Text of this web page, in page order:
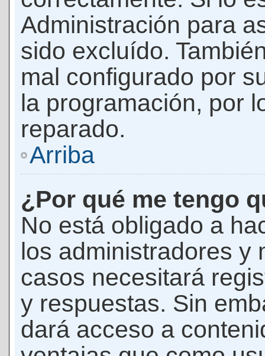
Administración para
sido excluído.
mal configurado por
la programación, por
reparado.
Arriba
¿Por qué me tengo
No está obligado a
los administradores y
casos necesitará
y respuestas. Sin
dará acceso a